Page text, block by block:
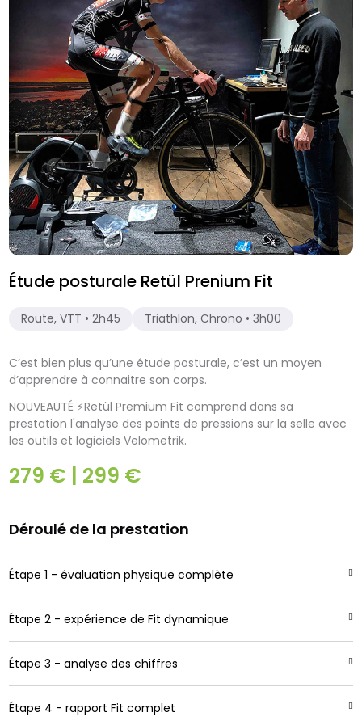
Étude posturale Retül Prenium Fit
Route, VTT • 2h45 Triathlon, Chrono • 3h00
C’est bien plus qu’une étude posturale, c’est un moyen
d’apprendre à connaitre son corps.
NOUVEAUTÉ ⚡️Retül Premium Fit comprend dans sa
prestation l'analyse des points de pressions sur la selle avec
les outils et logiciels Velometrik.
279 € | 299 €
Déroulé de la prestation
Étape 1 - évaluation physique complète
Étape 2 - expérience de Fit dynamique
Étape 3 - analyse des chiffres
Étape 4 - rapport Fit complet